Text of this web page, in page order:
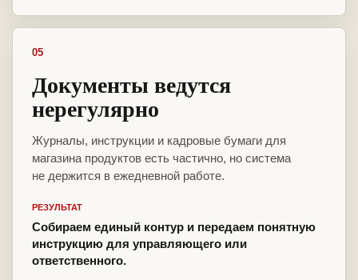
05
Документы ведутся
нерегулярно
Журналы, инструкции и кадровые бумаги для
магазина продуктов есть частично, но система
не держится в ежедневной работе.
РЕЗУЛЬТАТ
Собираем единый контур и передаем понятную
инструкцию для управляющего или
ответственного.